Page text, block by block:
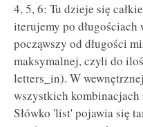
4, 5, 6: Tu dzieje się
iterujemy po długościach
począwszy od długości
maksymalnej, czyli do
letters_in). W
wszystkich
Słówko 'list' pojawia się